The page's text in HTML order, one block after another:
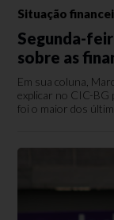
Situação
Segunda-
sobre as
Em sua coluna,
explicar no CIC-BG
foi o maior dos